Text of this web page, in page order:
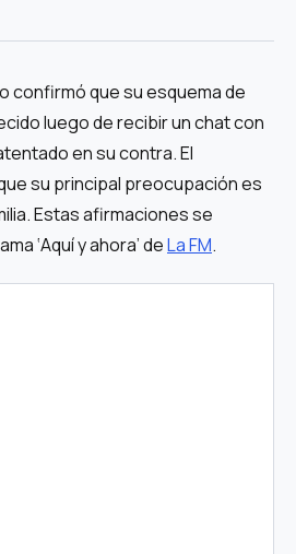
confirmó que su esquema de
luego de recibir un chat con
en su contra. El
su principal preocupación es
Estas afirmaciones se
‘Aquí y ahora’ deLa FM.